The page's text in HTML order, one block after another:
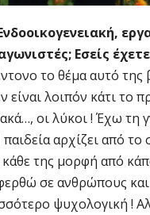
Εσείς
το θέμα αυτό
είναι λοιπόν κάτι το
οι λύκοι ! Έχω
αρχίζει από
της μορφή από
σε ανθρώπους
ψυχολογική !